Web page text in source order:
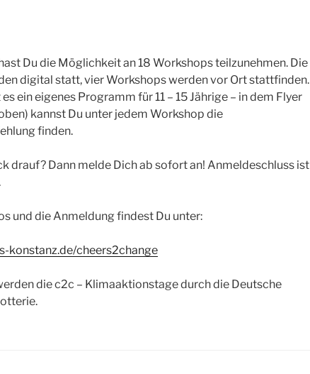
Du die Möglichkeit an 18 Workshops teilzunehmen. Die
digital statt, vier Workshops werden vor Ort stattfinden.
ein eigenes Programm für 11 – 15 Jährige – in dem Flyer
kannst Du unter jedem Workshop die
finden.
drauf? Dann melde Dich ab sofort an! Anmeldeschluss ist
und die Anmeldung findest Du unter:
konstanz.de/cheers2change
die c2c – Klimaaktionstage durch die Deutsche